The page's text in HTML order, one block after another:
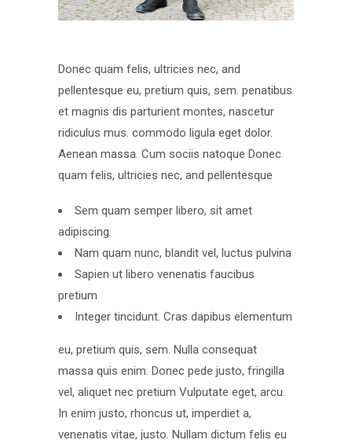
Donec quam felis, ultricies nec, and
pellentesque eu, pretium quis, sem. penatibus
et magnis dis parturient montes, nascetur
ridiculus mus. commodo ligula eget dolor.
Aenean massa. Cum sociis natoque Donec
quam felis, ultricies nec, and pellentesque
Sem quam semper libero, sit amet
adipiscing
Nam quam nunc, blandit vel, luctus pulvina
Sapien ut libero venenatis faucibus
pretium
Integer tincidunt. Cras dapibus elementum
eu, pretium quis, sem. Nulla consequat
massa quis enim. Donec pede justo, fringilla
vel, aliquet nec pretium Vulputate eget, arcu.
In enim justo, rhoncus ut, imperdiet a,
venenatis vitae, justo. Nullam dictum felis eu